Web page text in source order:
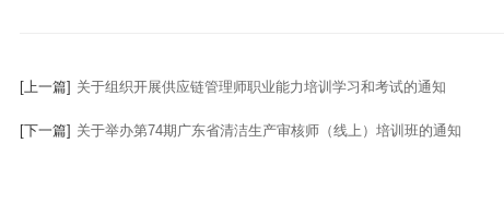
[上一篇] 关于组织开展供应链管理师职业能力培训学习和考试的通知
[下一篇] 关于举办第74期广东省清洁生产审核师（线上）培训班的通知